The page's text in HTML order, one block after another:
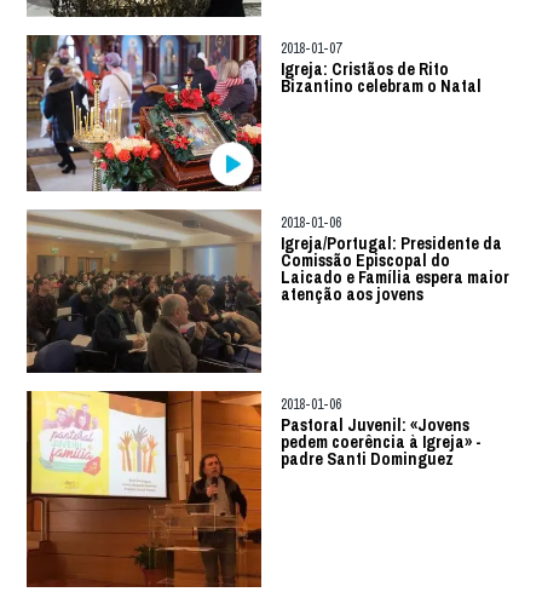
2018-01-07
Igreja: Cristãos de Rito
Bizantino celebram o Natal
2018-01-06
Igreja/Portugal: Presidente da
Comissão Episcopal do
Laicado e Família espera maior
atenção aos jovens
2018-01-06
Pastoral Juvenil: «Jovens
pedem coerência à Igreja» -
padre Santi Dominguez